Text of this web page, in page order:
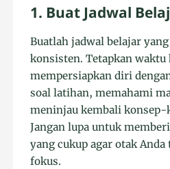
1. Buat Jadwal
Buatlah jadwal belajar
konsisten. Tetapkan
mempersiapkan diri
soal latihan, memahami
meninjau kembali konsep-
Jangan lupa untuk
yang cukup agar otak Anda
fokus.